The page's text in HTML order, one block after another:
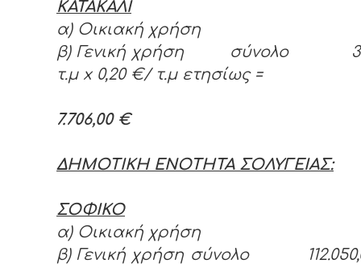
ΚΑΤΑΚΑΛΙ
α) Οικιακή χρήση
β) Γενική χρήση σύνολο
τ.μ x 0,20 €/ τ.μ ετησίως =
7.706,00 €
ΔΗΜΟΤΙΚΗ ΕΝΟΤΗΤΑ ΣΟΛΥΓΕΙΑΣ:
ΣΟΦΙΚΟ
α) Οικιακή χρήση
β) Γενική χρήση σύνολο